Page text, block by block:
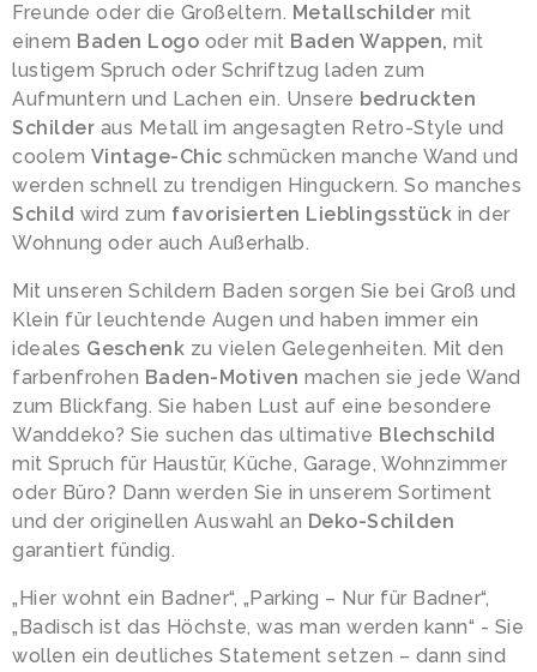
Freunde oder die Großeltern. Metallschilder mit
einem Baden Logo oder mit Baden Wappen, mit
lustigem Spruch oder Schriftzug laden zum
Aufmuntern und Lachen ein. Unsere bedruckten
Schilder aus Metall im angesagten Retro-Style und
coolem Vintage-Chic schmücken manche Wand und
werden schnell zu trendigen Hinguckern. So manches
Schild wird zum favorisierten Lieblingsstück in der
Wohnung oder auch Außerhalb.
Mit unseren Schildern Baden sorgen Sie bei Groß und
Klein für leuchtende Augen und haben immer ein
ideales Geschenk zu vielen Gelegenheiten. Mit den
farbenfrohen Baden-Motiven machen sie jede Wand
zum Blickfang. Sie haben Lust auf eine besondere
Wanddeko? Sie suchen das ultimative Blechschild
mit Spruch für Haustür, Küche, Garage, Wohnzimmer
oder Büro? Dann werden Sie in unserem Sortiment
und der originellen Auswahl an Deko-Schilden
garantiert fündig.
„Hier wohnt ein Badner“, „Parking – Nur für Badner“,
„Badisch ist das Höchste, was man werden kann“ - Sie
wollen ein deutliches Statement setzen – dann sind